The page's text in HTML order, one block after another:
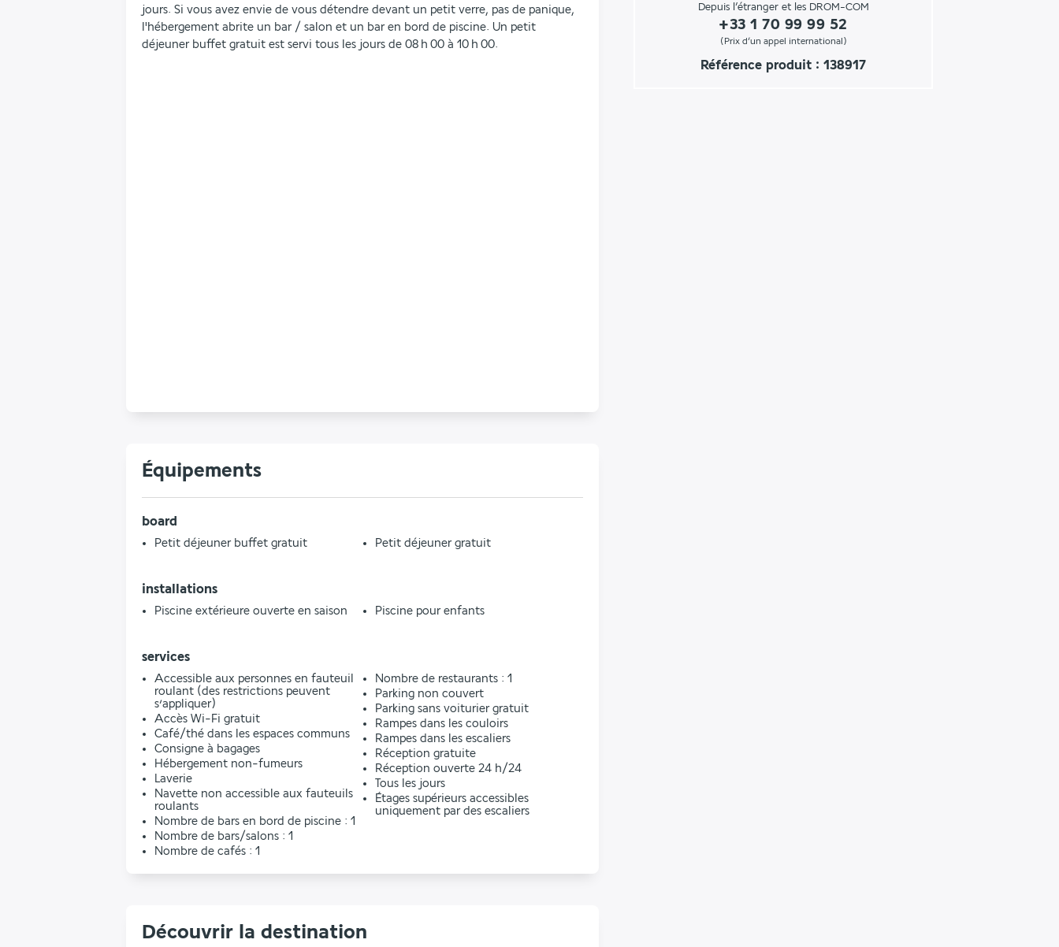
Depuis l’étranger et les DROM-COM
+33 1 70 99 99 52
(Prix d’un appel international)
Référence produit : 138917
jours. Si vous avez envie de vous détendre devant un petit verre, pas de panique,
l'hébergement abrite un bar / salon et un bar en bord de piscine. Un petit
déjeuner buffet gratuit est servi tous les jours de 08 h 00 à 10 h 00.
Équipements
board
Petit déjeuner buffet gratuit Petit déjeuner gratuit
installations
Piscine extérieure ouverte en saison Piscine pour enfants
services
Accessible aux personnes en fauteuil
roulant (des restrictions peuvent
s’appliquer)
Accès Wi-Fi gratuit
Café/thé dans les espaces communs
Consigne à bagages
Hébergement non-fumeurs
Laverie
Navette non accessible aux fauteuils
roulants
Nombre de bars en bord de piscine : 1
Nombre de bars/salons : 1
Nombre de cafés : 1
Nombre de restaurants : 1
Parking non couvert
Parking sans voiturier gratuit
Rampes dans les couloirs
Rampes dans les escaliers
Réception gratuite
Réception ouverte 24 h/24
Tous les jours
Étages supérieurs accessibles
uniquement par des escaliers
Découvrir la destination